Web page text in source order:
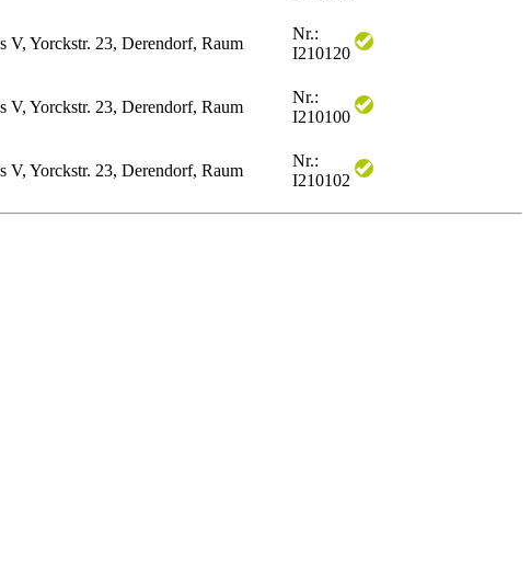
V, Yorckstr. 23, Derendorf, Raum
Nr.:
I210120
V, Yorckstr. 23, Derendorf, Raum
Nr.:
I210100
V, Yorckstr. 23, Derendorf, Raum
Nr.:
I210102